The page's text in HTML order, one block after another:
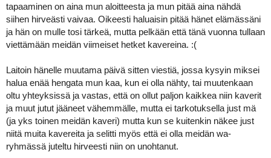
n
a
l
o
t
t
a
j
a
v
ä
m
ä
r
tapaaminen on aina mun aloitteesta ja mun pitää aina nähdä
siihen hirveästi vaivaa. Oikeesti haluaisin pitää hänet elämässäni
ja hän on mulle tosi tärkeä, mutta pelkään että tänä vuonna tullaan
viettämään meidän viimeiset hetket kavereina. :(
Laitoin hänelle muutama päivä sitten viestiä, jossa kysyin miksei
halua enää hengata mun kaa, kun ei olla nähty, tai muutenkaan
oltu yhteyksissä ja vastas, että on ollut paljon kaikkea niin kaverit
ja muut jutut jääneet vähemmälle, mutta ei tarkotuksella just mä
(ja yks toinen meidän kaveri) mutta kun se kuitenkin näkee just
niitä muita kavereita ja selitti myös että ei olla meidän wa-
ryhmässä juteltu hirveesti niin on unohtanut.